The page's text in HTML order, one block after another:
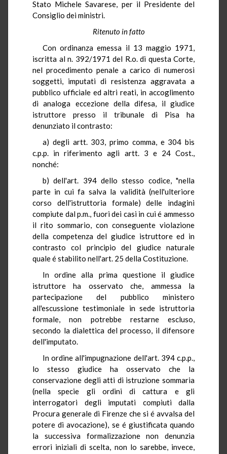
Stato Michele Savarese, per il Presidente del
Consiglio dei ministri.
Ritenuto in fatto
Con ordinanza emessa il 13 maggio 1971,
iscritta al n. 392/1971 del R.o. di questa Corte,
nel procedimento penale a carico di numerosi
soggetti, imputati di resistenza aggravata a
pubblico ufficiale ed altri reati, in accoglimento
di analoga eccezione della difesa, il giudice
istruttore presso il tribunale di Pisa ha
denunziato il contrasto:
a) degli artt. 303, primo comma, e 304 bis
c.p.p. in riferimento agli artt. 3 e 24 Cost.,
nonché:
b) dell'art. 394 dello stesso codice, "nella
parte in cui fa salva la validità (nell'ulteriore
corso dell'istruttoria formale) delle indagini
compiute dal p.m., fuori dei casi in cui é ammesso
il rito sommario, con conseguente violazione
della competenza del giudice istruttore ed in
contrasto col principio del giudice naturale
quale é stabilito nell'art. 25 della Costituzione.
In ordine alla prima questione il giudice
istruttore ha osservato che, ammessa la
partecipazione del pubblico ministero
all'escussione testimoniale in sede istruttoria
formale, non potrebbe restarne escluso,
secondo la dialettica del processo, il difensore
dell'imputato.
In ordine all'impugnazione dell'art. 394 c.p.p.,
lo stesso giudice ha osservato che la
conservazione degli atti di istruzione sommaria
(nella specie gli ordini di cattura e gli
interrogatori degli imputati compiuti dalla
Procura generale di Firenze che si é avvalsa del
potere di avocazione), se é giustificata quando
la successiva formalizzazione non denunzia
errori iniziali di scelta, non lo sarebbe, invece,